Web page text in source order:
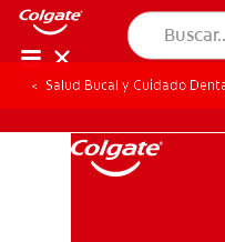
Salud Bucal y Cuidado